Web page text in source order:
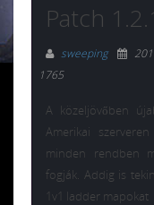
Patch
sweeping
1765
A közeljövőben
Amerikai
minden rendben
fogják. Addig is
1v1 ladder mapokat